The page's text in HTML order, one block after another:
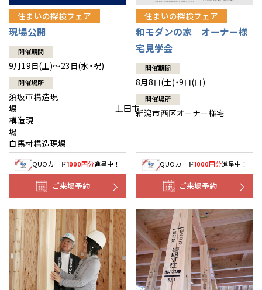
住まいの探検フェア
現場公開
開催期間
9月19日(土)～23日(水・祝)
開催場所
須坂市構造現
場 上田市
構造現
場
白馬村構造現場
QUOカード1000円分進呈中！
ご来場予約
住まいの探検フェア
和モダンの家 オーナー様
宅見学会
開催期間
8月8日(土)・9日(日)
開催場所
新潟市西区オーナー様宅
QUOカード1000円分進呈中！
ご来場予約